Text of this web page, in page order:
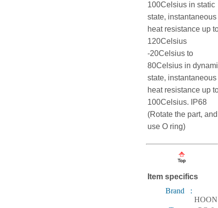
100Celsius in static
state, instantaneous
heat resistance up
120Celsius
-20Celsius to
80Celsius in
state, instantaneous
heat resistance up
100Celsius. IP68
(Rotate the part, and
use O ring)
Item specifics
Brand :